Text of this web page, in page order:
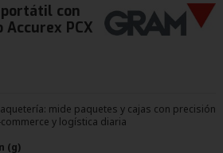
con
PCX
mide paquetes y cajas con precisión
y logística diaria
(g)